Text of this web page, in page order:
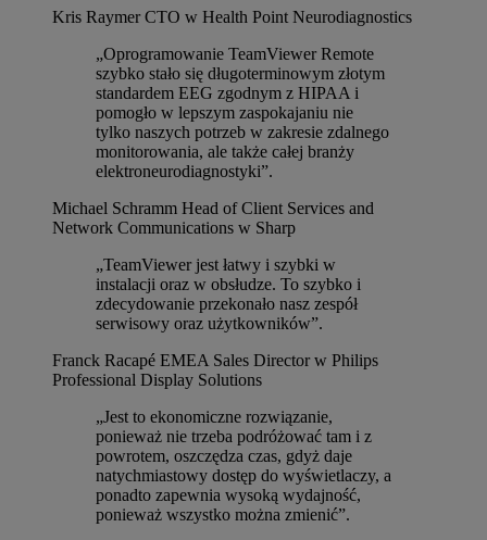
Kris Raymer CTO w Health Point Neurodiagnostics
„Oprogramowanie TeamViewer Remote
szybko stało się długoterminowym złotym
standardem EEG zgodnym z HIPAA i
pomogło w lepszym zaspokajaniu nie
tylko naszych potrzeb w zakresie zdalnego
monitorowania, ale także całej branży
elektroneurodiagnostyki”.
Michael Schramm Head of Client Services and
Network Communications w Sharp
„TeamViewer jest łatwy i szybki w
instalacji oraz w obsłudze. To szybko i
zdecydowanie przekonało nasz zespół
serwisowy oraz użytkowników”.
Franck Racapé EMEA Sales Director w Philips
Professional Display Solutions
„Jest to ekonomiczne rozwiązanie,
ponieważ nie trzeba podróżować tam i z
powrotem, oszczędza czas, gdyż daje
natychmiastowy dostęp do wyświetlaczy, a
ponadto zapewnia wysoką wydajność,
ponieważ wszystko można zmienić”.